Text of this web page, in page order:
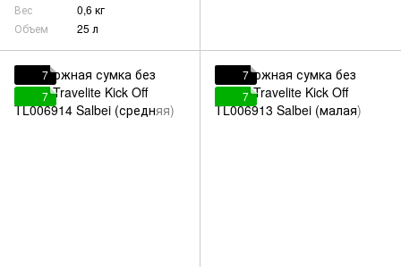
Вес
0,6 кг
Объем
25 л
7
7
7
7